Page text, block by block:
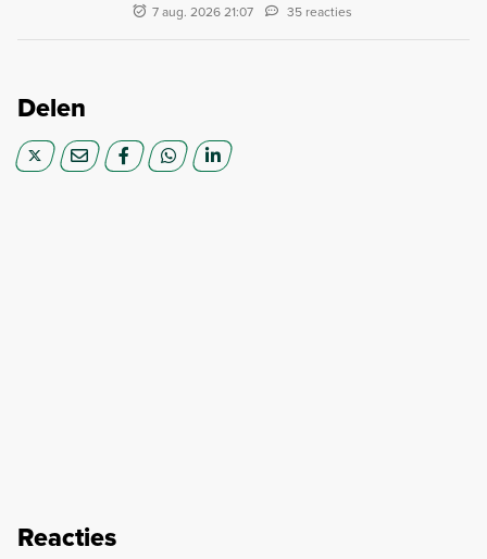
7 aug. 2026 21:07 35 reacties
Delen
Reacties